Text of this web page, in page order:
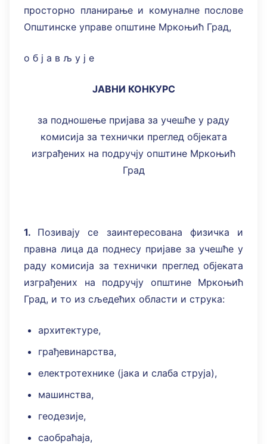
просторно планирање и комуналне послове
Општинске управе општине Мркоњић Град,
о б ј а в љ у ј е
ЈАВНИ КОНКУРС
за подношење пријава за учешће у раду
комисија за технички преглед објеката
изграђених на подручју општине Мркоњић
Град
1.
Позивају се заинтересована физичка и
правна лица да поднесу пријаве за учешће у
раду комисија за технички преглед објеката
изграђених на подручју општине Мркоњић
Град, и то из сљедећих области и струка:
архитектуре,
грађевинарства,
електротехнике (јака и слаба струја),
машинства,
геодезије,
саобраћаја,